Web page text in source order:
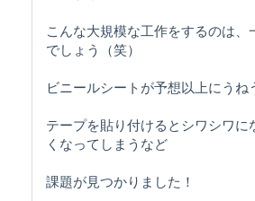
こんな大規模な工作をするのは、
でしょう（笑）
ビニールシートが予想以上にうね
テープを貼り付けるとシワシワに
くなってしまうなど
課題が見つかりました！